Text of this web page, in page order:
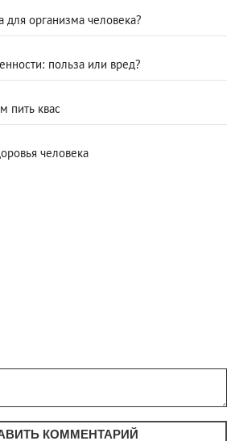
для организма человека?
польза или вред?
пить квас
человека
КОММЕНТАРИЙ